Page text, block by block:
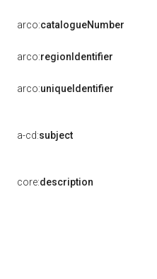
arco:catalogueNumber
arco:regionIdentifier
arco:uniqueIdentifier
a-cd:subject
core:description